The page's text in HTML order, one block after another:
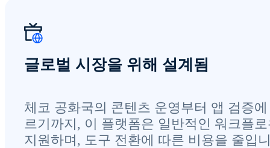
글로벌 시장을 위해 설계됨
체코 공화국의 콘텐츠 운영부터 앱 검증
르기까지, 이 플랫폼은 일반적인 워크플
지원하며, 도구 전환에 따른 비용을 줄입